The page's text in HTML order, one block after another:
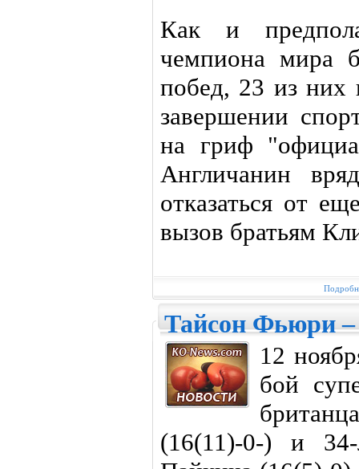
Как и
чемпиона мира
побед, 23 из них
завершении
на гриф
Англичанин
отказаться от
вызов братьям
Тайсон Фьюри
12
бой
(16(11)-0-) и 34-